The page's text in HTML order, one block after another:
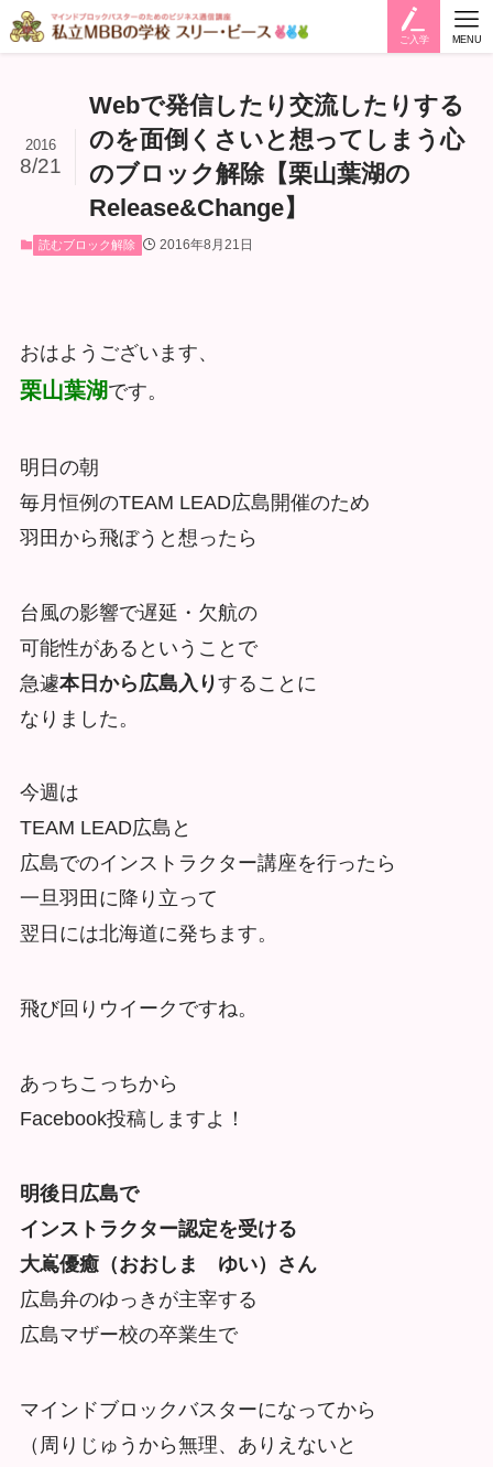
ご入学 MENU
Webで発信したり交流したりする
のを面倒くさいと想ってしまう心
のブロック解除【栗山葉湖の
Release&Change】
2016
8/21
読むブロック解除 2016年8月21日
おはようございます、
栗山葉湖です。
明日の朝
毎月恒例のTEAM LEAD広島開催のため
羽田から飛ぼうと想ったら
台風の影響で遅延・欠航の
可能性があるということで
急遽本日から広島入りすることに
なりました。
今週は
TEAM LEAD広島と
広島でのインストラクター講座を行ったら
一旦羽田に降り立って
翌日には北海道に発ちます。
飛び回りウイークですね。
あっちこっちから
Facebook投稿しますよ！
明後日広島で
インストラクター認定を受ける
大嶌優癒（おおしま ゆい）さん
広島弁のゆっきが主宰する
広島マザー校の卒業生で
マインドブロックバスターになってから
（周りじゅうから無理、ありえないと